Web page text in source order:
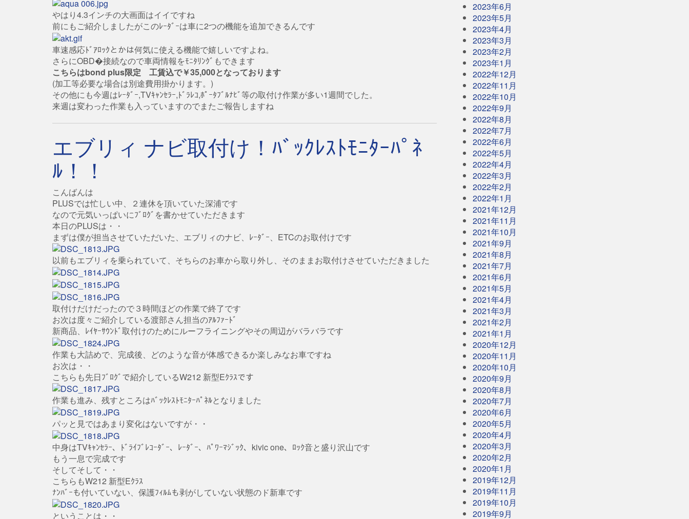
やはり4.3インチの大画面はイイですね
前にもご紹介しましたがこのﾚｰﾀﾞｰは車に2つの機能を追加できるんです
車速感応ﾄﾞｱﾛｯｸとかは何気に使える機能で嬉しいですよね。
さらにOBD�接続なので車両情報をﾓﾆﾀﾘﾝｸﾞもできます
こちらはbond plus限定 工賃込で￥35,000となっております
(加工等必要な場合は別途費用掛かります。)
その他にも今週はﾚｰﾀﾞｰ,TVｷｬﾝｾﾗｰ,ﾄﾞﾗﾚｺ,ﾎﾟｰﾀﾌﾞﾙﾅﾋﾞ等の取付け作業が多い1週間でした。
来週は変わった作業も入っていますのでまたご報告しますね
エブリィ ナビ取付け！ﾊﾞｯｸﾚｽﾄﾓﾆﾀｰﾊﾟﾈ
ﾙ！！
こんばんは
PLUSでは忙しい中、２連休を頂いていた深浦です
なので元気いっぱいにﾌﾞﾛｸﾞを書かせていただきます
本日のPLUSは・・
まずは僕が担当させていただいた、エブリィのナビ、ﾚｰﾀﾞｰ、ETCのお取付けです
以前もエブリィを乗られていて、そちらのお車から取り外し、そのままお取付けさせていただきました
取付けだけだったので３時間ほどの作業で終了です
お次は度々ご紹介している渡部さん担当のｱﾙﾌｧｰﾄﾞ
新商品、ﾚｲﾔｰｻｳﾝﾄﾞ取付けのためにルーフライニングやその周辺がバラバラです
作業も大詰めで、完成後、どのような音が体感できるか楽しみなお車ですね
お次は・・
こちらも先日ﾌﾞﾛｸﾞで紹介しているW212 新型Eｸﾗｽです
作業も進み、残すところはﾊﾞｯｸﾚｽﾄﾓﾆﾀｰﾊﾟﾈﾙとなりました
パッと見ではあまり変化はないですが・・
中身はTVｷｬﾝｾﾗｰ、ﾄﾞﾗｲﾌﾞﾚｺｰﾀﾞｰ、ﾚｰﾀﾞｰ、ﾊﾟﾜｰﾏｼﾞｯｸ、kivic one、ﾛｯｸ音と盛り沢山です
もう一息で完成です
そしてそして・・
こちらもW212 新型Eｸﾗｽ
ﾅﾝﾊﾞｰも付いていない、保護ﾌｨﾙﾑも剥がしていない状態のド新車です
ということは・・
2023年6月
2023年5月
2023年4月
2023年3月
2023年2月
2023年1月
2022年12月
2022年11月
2022年10月
2022年9月
2022年8月
2022年7月
2022年6月
2022年5月
2022年4月
2022年3月
2022年2月
2022年1月
2021年12月
2021年11月
2021年10月
2021年9月
2021年8月
2021年7月
2021年6月
2021年5月
2021年4月
2021年3月
2021年2月
2021年1月
2020年12月
2020年11月
2020年10月
2020年9月
2020年8月
2020年7月
2020年6月
2020年5月
2020年4月
2020年3月
2020年2月
2020年1月
2019年12月
2019年11月
2019年10月
2019年9月